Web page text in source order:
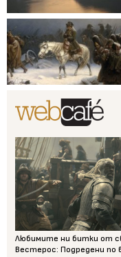
Любимите ни битки от
Вестерос: Подредени по